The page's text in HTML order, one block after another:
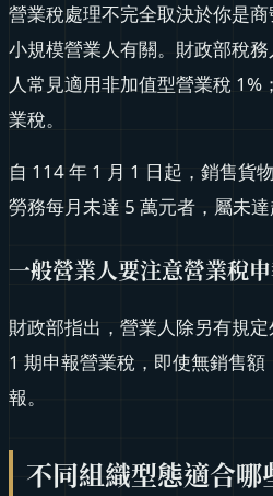
營業稅處理不完全取決於你是
小規模營業人有關。財政部稅
人常見適用非加值型營業稅 1%
業稅。
自 114 年 1 月 1 日起，銷售貨
勞務每月未達 5 萬元者，屬未達
一般營業人要注意營業稅
財政部指出，營業人除另有規
1 期申報營業稅，即使無銷售
報。
不同組織型態適合哪